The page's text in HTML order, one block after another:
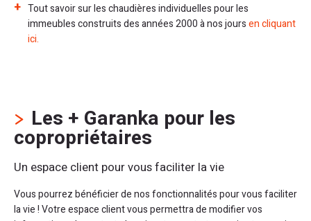
Tout savoir sur les chaudières individuelles pour les
immeubles construits des années 2000 à nos joursen cliquant
ici.
Les + Garanka pour les
copropriétaires
Un espace client pour vous faciliter la vie
Vous pourrez bénéficier de nos fonctionnalités pour vous faciliter
la vie ! Votre espace client vous permettra de modifier vos